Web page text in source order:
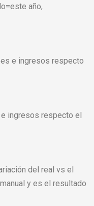
año,
e ingresos respecto
ingresos respecto el
del real vs el
y es el resultado